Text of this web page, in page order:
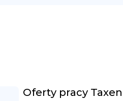
Oferty pracy